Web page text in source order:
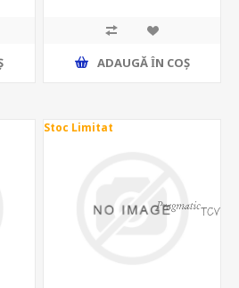
ADAUGĂ ȊN COŞ
Stoc Limitat